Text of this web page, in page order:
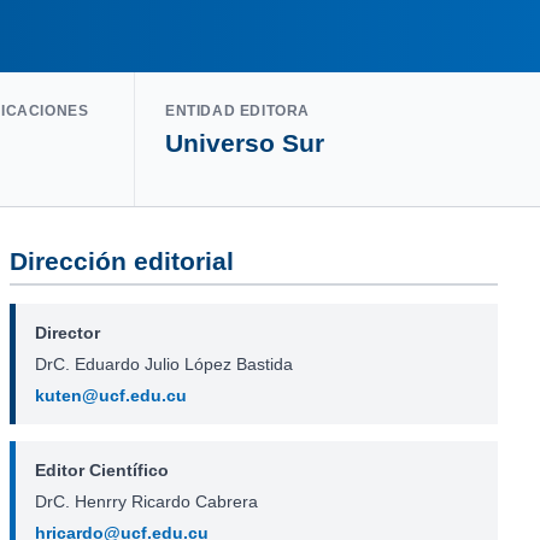
ENTIDAD EDITORA
Universo Sur
Dirección editorial
Director
DrC. Eduardo Julio López Bastida
kuten@ucf.edu.cu
Editor Científico
DrC. Henrry Ricardo Cabrera
hricardo@ucf.edu.cu